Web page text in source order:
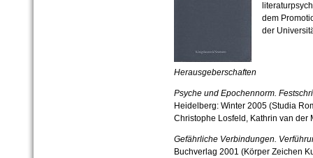
dem
der
Herausgeberschaften
Psyche und Epochennorm.
Heidelberg: Winter 2005 (Studia
Christophe Losfeld, Kathrin van der
Gefährliche Verbindungen.
Buchverlag 2001 (Körper Zeichen